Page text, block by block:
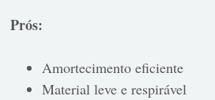
Prós:
Amortecimento eficiente
Material leve e respirável